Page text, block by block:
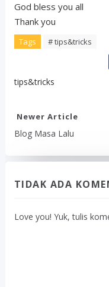
God bless you all
Thank you
Tags # tips&tricks
tips&tricks
Newer Article
Blog Masa Lalu
TIDAK ADA
Love you! Yuk, tulis